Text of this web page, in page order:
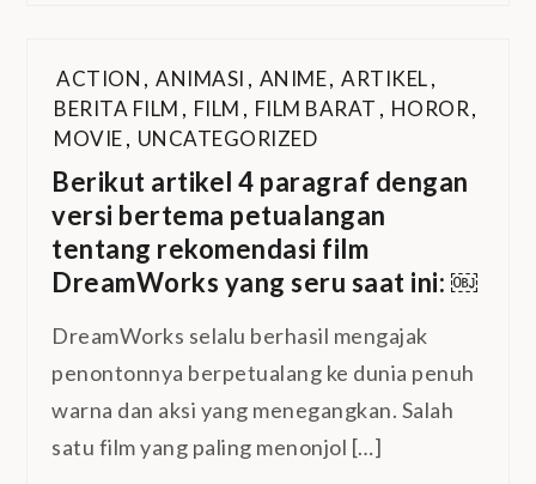
ACTION , ANIMASI , ANIME, ARTIKEL,
BERITA FILM , FILM , FILM BARAT , HOROR,
MOVIE, UNCATEGORIZED
Berikut artikel 4 paragraf dengan
versi bertema petualangan
tentang rekomendasi film
DreamWorks yang seru saat ini: ￼
DreamWorks selalu berhasil mengajak
penontonnya berpetualang ke dunia penuh
warna dan aksi yang menegangkan. Salah
satu film yang paling menonjol […]